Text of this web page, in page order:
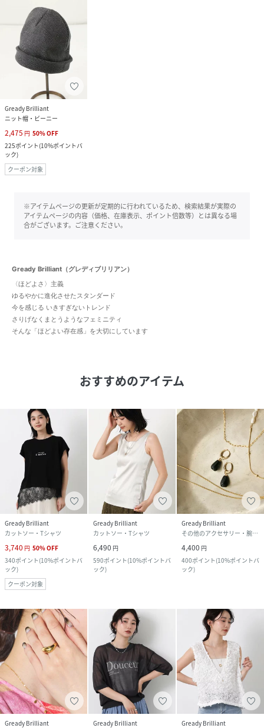
Gready Brilliant
ニット帽・ビーニー
2,475 円 50%OFF
225ポイント(10%ポイントバ
ック)
クーポン対象
※アイテムページの更新が定期的に行われているため、検索結果が実際の
アイテムページの内容（価格、在庫表示、ポイント倍数等）とは異なる場
合がございます。ご注意ください。
Gready Brilliant（グレディブリリアン）
〈ほどよさ〉主義
ゆるやかに進化させたスタンダード
今を感じる いきすぎないトレンド
さりげなくまとうようなフェミニティ
そんな「ほどよい存在感」を大切にしています
おすすめのアイテム
Gready Brilliant
カットソー・Tシャツ
3,740 円 50%OFF
340ポイント(10%ポイントバ
ック)
クーポン対象
Gready Brilliant
カットソー・Tシャツ
6,490 円
590ポイント(10%ポイントバ
ック)
Gready Brilliant
その他のアクセサリー・腕時計
4,400 円
400ポイント(10%ポイントバ
ック)
Gready Brilliant Gready Brilliant Gready Brilliant